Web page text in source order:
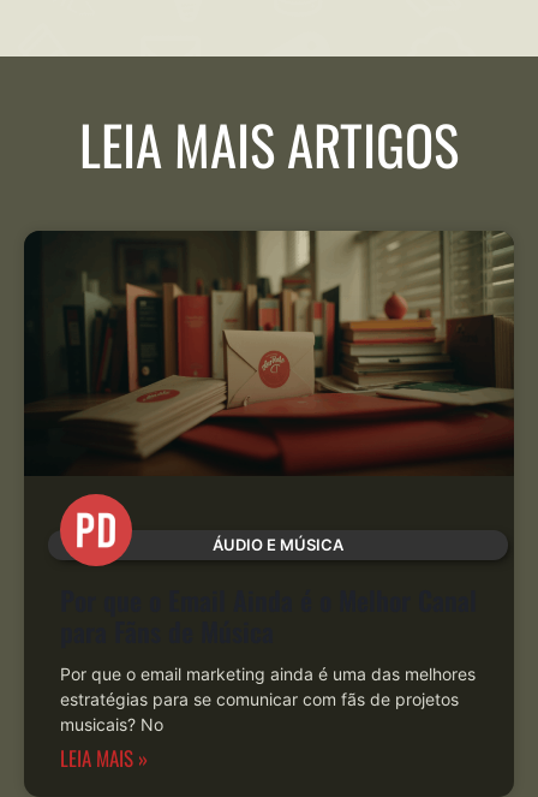
LEIA MAIS ARTIGOS
ÁUDIO E MÚSICA
Por que o email marketing ainda é uma das melhores
estratégias para se comunicar com fãs de projetos
musicais? No
LEIA MAIS »